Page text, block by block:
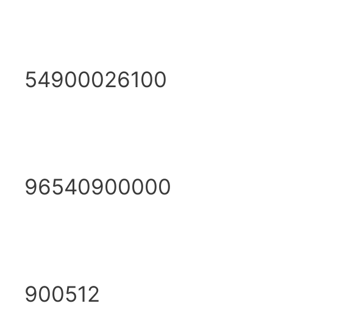
54900026100
96540900000
900512